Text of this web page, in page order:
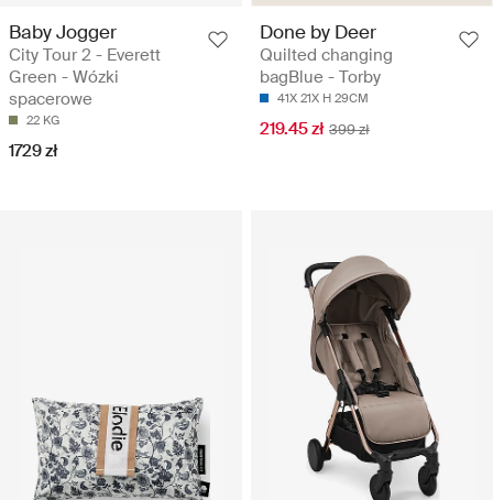
Baby Jogger
City Tour 2 - Everett
Green - Wózki
spacerowe
22 KG
1729 zł
Done by Deer
Quilted changing
bagBlue - Torby
41X 21X H 29CM
219.45 zł 399 zł